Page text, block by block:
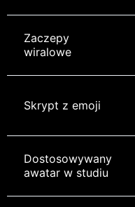
Zaczepy
wiralowe
Skrypt z emoji
Dostosowywany
awatar w studiu